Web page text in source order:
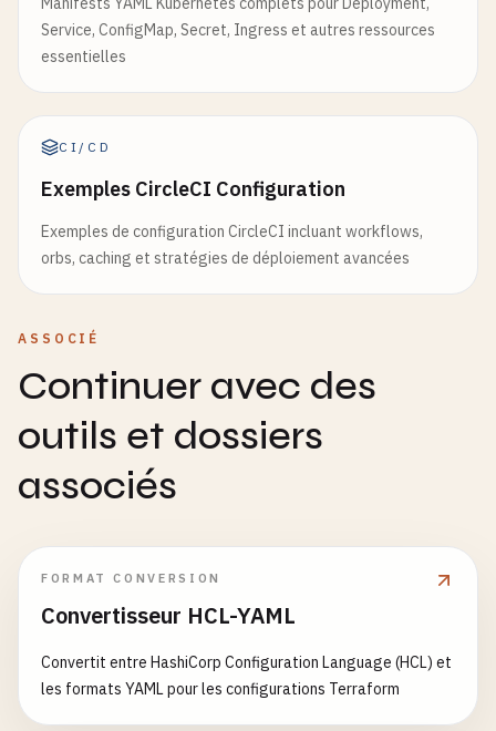
Service, ConfigMap, Secret, Ingress et autres ressources
essentielles
CI/CD
Exemples CircleCI Configuration
Exemples de configuration CircleCI incluant workflows,
orbs, caching et stratégies de déploiement avancées
ASSOCIÉ
Continuer avec des
outils et dossiers
associés
FORMAT CONVERSION
Convertisseur HCL-YAML
Convertit entre HashiCorp Configuration Language (HCL) et
les formats YAML pour les configurations Terraform